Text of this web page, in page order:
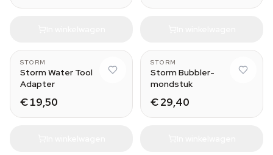
STORM
Storm Water Tool
Adapter
€ 19,50
STORM
Storm Bubbler-
mondstuk
€ 29,40